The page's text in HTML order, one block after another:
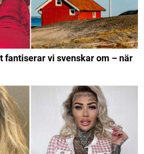
fantiserar vi svenskar om – när